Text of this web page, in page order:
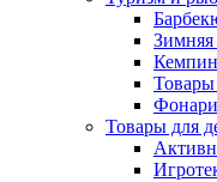
Зимняя
Товары
Фонари
Товары для